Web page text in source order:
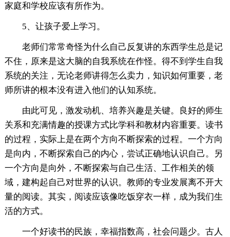
家庭和学校应该有所作为。
5、让孩子爱上学习。
老师们常常奇怪为什么自己反复讲的东西学生总是记
不住，原来是这大脑的自我系统在作怪。得不到学生自我
系统的关注，无论老师讲得怎么卖力，知识如何重要，老
师所讲的根本没有进入他们的认知系统。
由此可见，激发动机、培养兴趣是关键。良好的师生
关系和充满情趣的授课方式比学科和教材内容重要。读书
的过程，实际上是在两个方向不断探索的过程。一个方向
是向内，不断探索自己的内心，尝试正确地认识自己。另
一个方向是向外，不断探索与自己生活、工作相关的领
域，建构起自己对世界的认识。教师的专业发展离不开大
量的阅读。其实，阅读应该像吃饭穿衣一样，成为我们生
活的方式。
一个好读书的民族，幸福指数高，社会问题少。古人